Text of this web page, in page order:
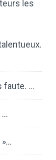
les
faute. …
…
»…